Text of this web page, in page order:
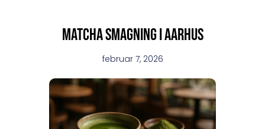
Matcha smagning i aarhus
februar 7, 2026